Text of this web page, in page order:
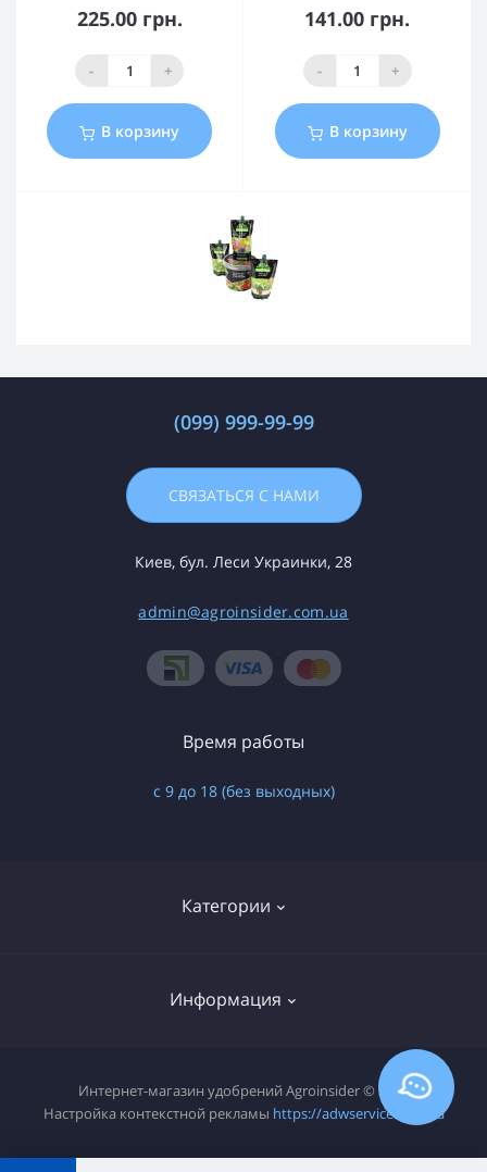
225.00 грн.
- +
В корзину
141.00 грн.
- +
В корзину
(099) 999-99-99
СВЯЗАТЬСЯ С НАМИ
Киев, бул. Леси Украинки, 28
admin@agroinsider.com.ua
Категории
Минеральные
Сапропелевые
Информация
О нас
Оплата и доставка
Политика конфиденциальности
Время работы
с 9 до 18 (без выходных)
Интернет-магазин удобрений Agroinsider © 2026
Настройка контекстной рекламы https://adwservice.com.ua